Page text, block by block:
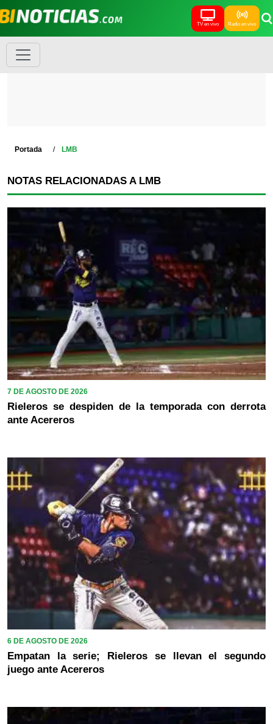
TV en vivo Radio en vivo
Portada LMB
NOTAS RELACIONADAS A LMB
7 DE AGOSTO DE 2026
Rieleros se despiden de la temporada con derrota
ante Acereros
6 DE AGOSTO DE 2026
Empatan la serie; Rieleros se llevan el segundo
juego ante Acereros